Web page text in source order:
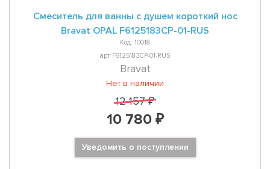
Смеситель для ванны с душем короткий нос
Bravat OPAL F6125183CP-01-RUS
Код: 10018
арт F6125183CP-01-RUS
Bravat
Нет в наличии
12 157 ₽
10 780 ₽
Уведомить о поступлении